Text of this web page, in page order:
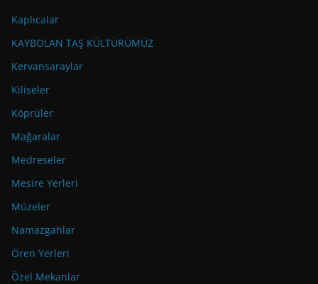
Kaplıcalar
KAYBOLAN TAŞ KÜLTÜRÜMÜZ
Kervansaraylar
Kiliseler
Köprüler
Mağaralar
Medreseler
Mesire Yerleri
Müzeler
Namazgahlar
Ören Yerleri
Özel Mekanlar